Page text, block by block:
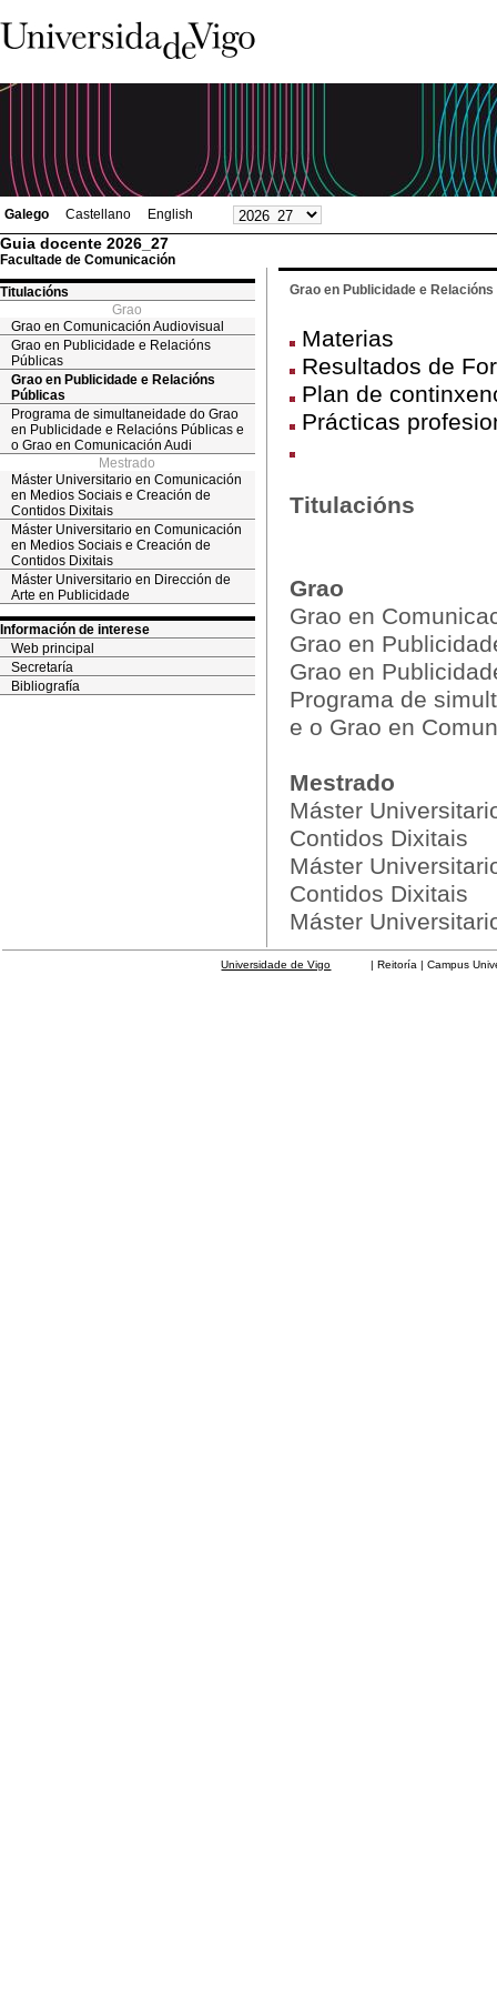
Galego Castellano English
Guia docente 2026_27
Facultade de Comunicación
Titulacións
Grao
Grao en Comunicación Audiovisual
Grao en Publicidade e Relacións
Públicas
Grao en Publicidade e Relacións
Públicas
Programa de simultaneidade do Grao
en Publicidade e Relacións Públicas e
o Grao en Comunicación Audi
Mestrado
Máster Universitario en Comunicación
en Medios Sociais e Creación de
Contidos Dixitais
Máster Universitario en Comunicación
en Medios Sociais e Creación de
Contidos Dixitais
Máster Universitario en Dirección de
Arte en Publicidade
Información de interese
Web principal
Secretaría
Bibliografía
Grao en Publicidade e
Materias
Resultados de
Plan de
Prácticas
Titulacións
Grao
Grao en
Grao en
Grao en
Programa de
e o Grao en
Mestrado
Máster
Contidos Dixitais
Máster
Contidos Dixitais
Máster
Universidade de Vigo | Reitoría | Campus